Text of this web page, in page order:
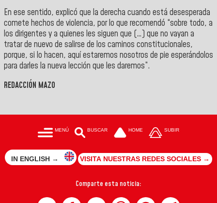
En ese sentido, explicó que la derecha cuando está desesperada
comete hechos de violencia, por lo que recomendó “sobre todo, a
los dirigentes y a quienes les siguen que (…) que no vayan a
tratar de nuevo de salirse de los caminos constitucionales,
porque, si lo hacen, aquí estaremos nosotros de pie esperándolos
para darles la nueva lección que les daremos”.
REDACCIÓN MAZO
MENÚ BUSCAR HOME SUBIR
IN ENGLISH → VISITA NUESTRAS REDES SOCIALES →
Comparte esta noticia: